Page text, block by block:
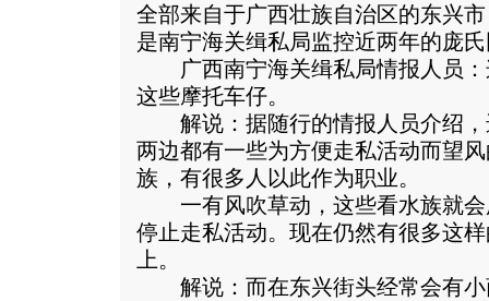
全部来自于广西壮族自治区的东兴
是南宁海关缉私局监控近两年的庞
广西南宁海关缉私局情报人员：
这些摩托车仔。
解说：据随行的情报人员介绍，
两边都有一些为方便走私活动而望
族，有很多人以此作为职业。
一有风吹草动，这些看水族就会
停止走私活动。现在仍然有很多这
上。
解说：而在东兴街头经常会有小